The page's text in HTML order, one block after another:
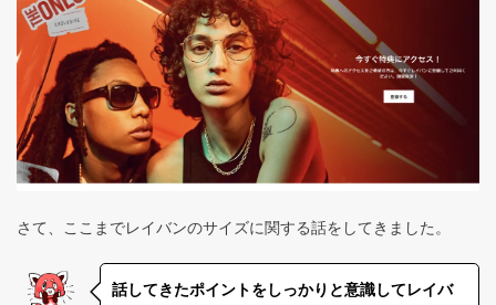
さて、ここまでレイバンのサイズに関する話をしてきました。
話してきたポイントをしっかりと意識してレイバ